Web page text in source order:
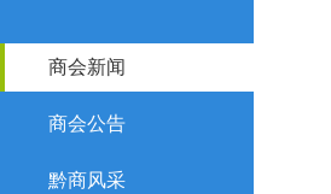
商会新闻
商会公告
黔商风采